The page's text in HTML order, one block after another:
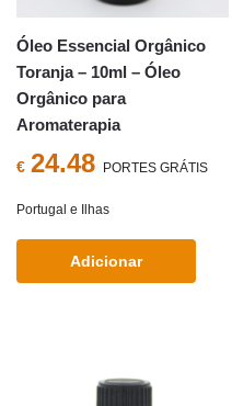
Óleo Essencial Orgânico
Toranja – 10ml – Óleo
Orgânico para
Aromaterapia
€ 24.48 PORTES GRÁTIS
Portugal e Ilhas
Adicionar